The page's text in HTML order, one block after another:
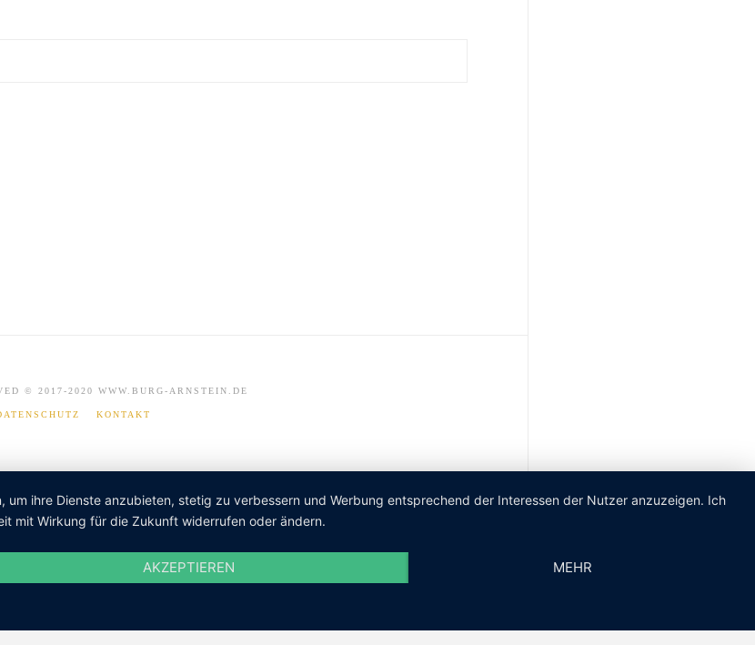
© 2017-2020 WWW.BURG-ARNSTEIN.DE
KONTAKT
um ihre Dienste anzubieten, stetig zu verbessern und Werbung entsprechend der Interessen der Nutzer anzuzeigen. Ich
mit Wirkung für die Zukunft widerrufen oder ändern.
AKZEPTIEREN MEHR